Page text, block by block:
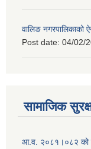
वालिङ नगरपालिकाको
Post date: 04/02/
सामाजिक
आ.व. २०८१।०८२ को